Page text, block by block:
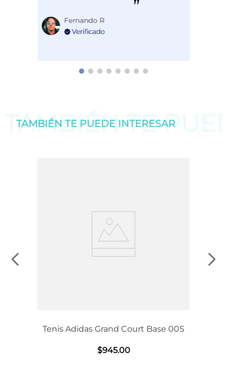
Fernando R
TAMBIÉN TE
TAMBIÉN TE PUEDE INTERESAR
Tenis Adidas Grand Court Base 00S
$945.00